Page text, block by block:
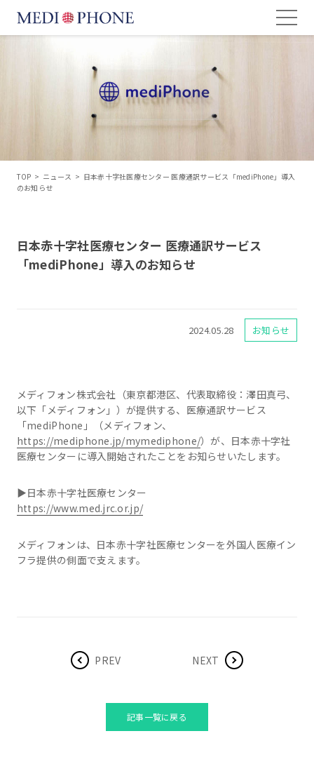
TOP > ニュース > 日本赤十字社医療センター 医療通訳サービス「mediPhone」導入
のお知らせ
日本赤十字社医療センター 医療通訳サービス
「mediPhone」導入のお知らせ
2024.05.28 お知らせ
メディフォン株式会社（東京都港区、代表取締役：澤田真弓、
以下「メディフォン」）が提供する、医療通訳サービス
「mediPhone」（メディフォン、
https://mediphone.jp/mymediphone/）が、日本赤十字社
医療センターに導入開始されたことをお知らせいたします。
▶日本赤十字社医療センター
https://www.med.jrc.or.jp/
メディフォンは、日本赤十字社医療センターを外国人医療イン
フラ提供の側面で支えます。
PREV NEXT
記事一覧に戻る